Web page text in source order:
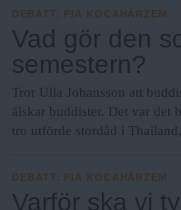
DEBATT: PIA KOCAHÂRZEM
Vad gör den
semestern?
Tror Ulla Johansson att
älskar buddister. Det var
tro utförde stordåd i
DEBATT: PIA KOCAHÂRZEM
Varför ska vi